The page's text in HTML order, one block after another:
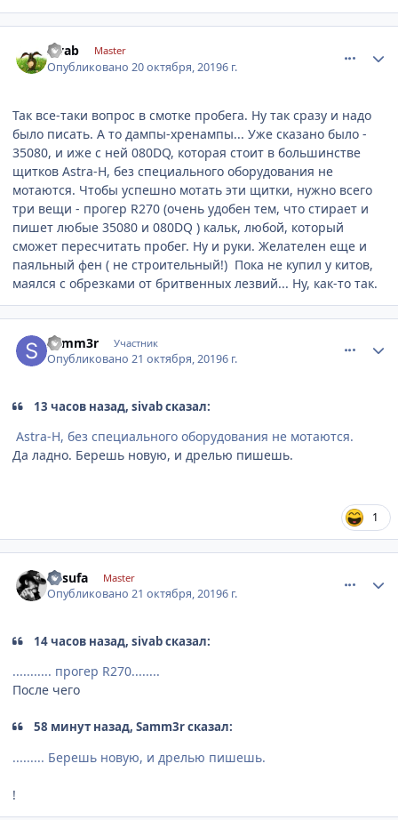
sivab Master
Опубликовано20 октября, 20196 г.
Так все-таки вопрос в смотке пробега. Ну так сразу и надо
было писать. А то дампы-хренампы... Уже сказано было -
35080, и иже с ней 080DQ, которая стоит в большинстве
щитков Astra-H, без специального оборудования не
мотаются. Чтобы успешно мотать эти щитки, нужно всего
три вещи - прогер R270 (очень удобен тем, что стирает и
пишет любые 35080 и 080DQ ) кальк, любой, который
сможет пересчитать пробег. Ну и руки. Желателен еще и
паяльный фен ( не строительный!) Пока не купил у китов,
маялся с обрезками от бритвенных лезвий... Ну, как-то так.
Samm3r Участник
Опубликовано21 октября, 20196 г.
13 часов назад, sivab сказал:
Astra-H, без специального оборудования не мотаются.
Да ладно. Берешь новую, и дрелью пишешь.
1
desufa Master
Опубликовано21 октября, 20196 г.
14 часов назад, sivab сказал:
........... прогер R270........
После чего
58 минут назад, Samm3r сказал:
......... Берешь новую, и дрелью пишешь.
!